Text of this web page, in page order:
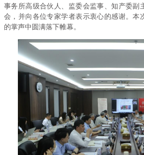
事务所高级合伙人、监委会监事、知产委副
会，并向各位专家学者表示衷心的感谢。本
的掌声中圆满落下帷幕。